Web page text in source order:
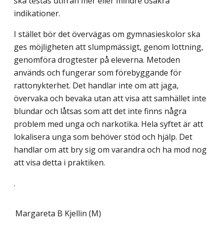
indikationer.
I stället bör det övervägas om gymnasieskolor ska
ges möjligheten att slumpmässigt, genom lottning,
genomföra drogtester på eleverna. Metoden
används och fungerar som förebyggande för
rattonykterhet. Det handlar inte om att jaga,
övervaka och bevaka utan att visa att samhället inte
blundar och låtsas som att det inte finns några
problem med unga och narkotika. Hela syftet är att
lokalisera unga som behöver stöd och hjälp. Det
handlar om att bry sig om varandra och ha mod nog
att visa detta i praktiken.
.
Margareta B Kjellin (M)